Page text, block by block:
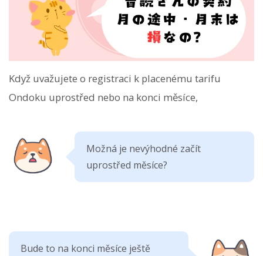
Když uvažujete o registraci k placenému tarifu
Ondoku uprostřed nebo na konci měsíce,
Možná je nevýhodné začít
uprostřed měsíce?
Bude to na konci měsíce ještě